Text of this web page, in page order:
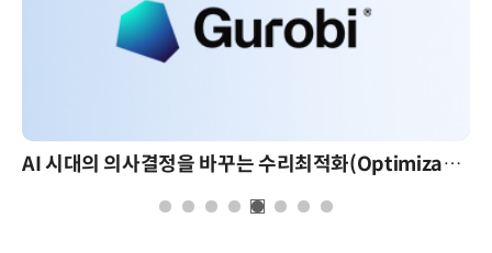
AI 시대의 의사결정을 바꾸는 수리최적화(Optimization): 실제 산업 적용 사례와 활용 전략